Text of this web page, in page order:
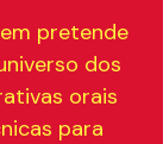
pretende
dos
orais
para